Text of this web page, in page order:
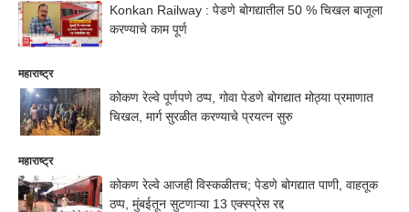
Konkan Railway : पेडणे बोगद्यातील 50 % चिखल बाजूला
करण्याचे काम पूर्ण
महाराष्ट्र
कोकण रेल्वे पूर्णपणे ठप्प, गोवा पेडणे बोगद्यात मोठ्या प्रमाणात
चिखल, मार्ग सुरळीत करण्याचे प्रयत्न सुरु
महाराष्ट्र
कोकण रेल्वे आजही विस्कळीतच; पेडणे बोगद्यात पाणी, वाहतूक
ठप्प, मुंबईतून सुटणाऱ्या 13 एक्स्प्रेस रद्द